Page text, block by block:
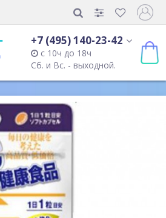
+7 (495) 140-23-42
с 10ч до 18ч
Сб. и Вс. - выходной.